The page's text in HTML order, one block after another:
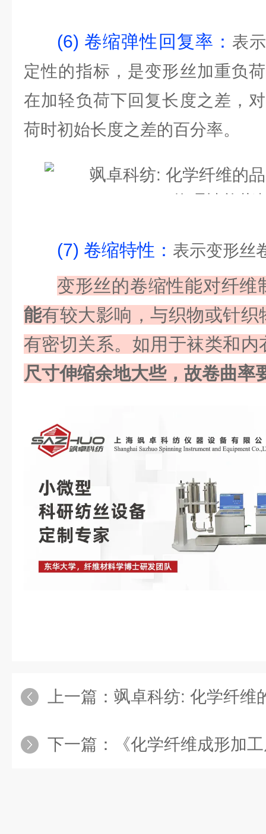
(6) 卷缩弹性回复率： 表
定性的指标，是变形丝加重负
在加轻负荷下回复长度之差，
荷时初始长度之差的百分率。
(7) 卷缩特性： 表示变形丝
变形丝的卷缩性能对纤维
能有较大影响，与织物或针织
有密切关系。如用于袜类和内
尺寸伸缩余地大些，故卷曲率
上一篇： 飒卓科纺: 化学纤维的品质指
下一篇： 《化学纤维成形加工